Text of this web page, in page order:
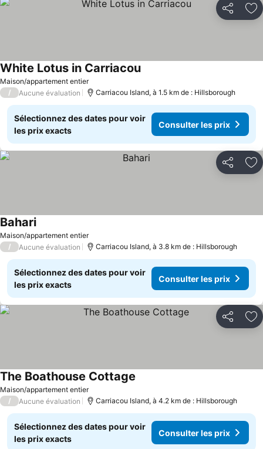
Partager
Maison/appartement entier
White Lotus in CarriacouConsulter les prix
/ Aucune évaluation Carriacou Island, à 1.5 km de : Hillsborough
Sélectionnez des dates pour voir
les prix exacts
Consulter les prix
Partager
Maison/appartement entier
BahariConsulter les prix
/ Aucune évaluation Carriacou Island, à 3.8 km de : Hillsborough
Sélectionnez des dates pour voir
les prix exacts
Consulter les prix
Partager
Maison/appartement entier
The Boathouse Cottage
/ Aucune évaluation Carriacou Island, à 4.2 km de : Hillsborough
Sélectionnez des dates pour voir
les prix exacts
Consulter les prix